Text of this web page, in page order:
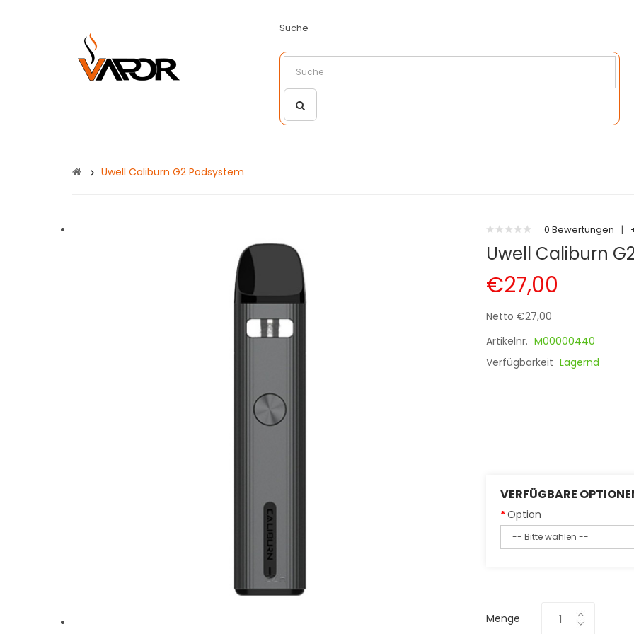
Suche
Uwell Caliburn G2 Podsystem
0 Bewertungen |
Uwell Caliburn
€27,00
Netto €27,00
Artikelnr. M00000440
Verfügbarkeit Lagernd
VERFÜGBARE
Option
Menge